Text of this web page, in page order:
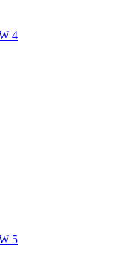
4
5